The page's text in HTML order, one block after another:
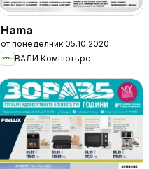
Hama
от понеделник 05.10.2020
ВАЛИ Компютърc